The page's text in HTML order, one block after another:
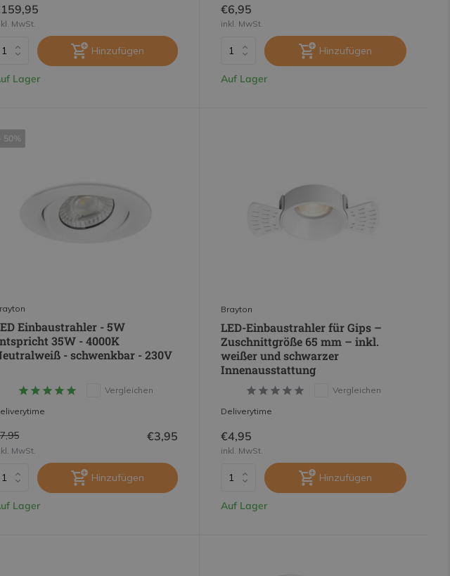
MwSt.
Hinzufügen
Lager
€6,95
inkl. MwSt.
Hinzufügen
Auf Lager
50%
Einbaustrahler - 5W
35W - 4000K
- schwenkbar - 230V
Vergleichen
€3,95
MwSt.
Hinzufügen
Lager
Brayton
LED-Einbaustrahler für Gips –
Zuschnittgröße 65 mm – inkl.
weißer und schwarzer
Innenausstattung
Vergleichen
Deliverytime
€4,95
inkl. MwSt.
Hinzufügen
Auf Lager